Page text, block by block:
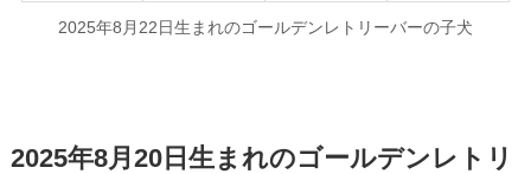
2025年8月22日生まれのゴールデンレトリーバーの子犬
2025年8月20日生まれのゴールデンレトリ